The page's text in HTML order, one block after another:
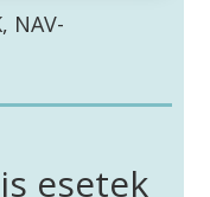
NAV-
esetek